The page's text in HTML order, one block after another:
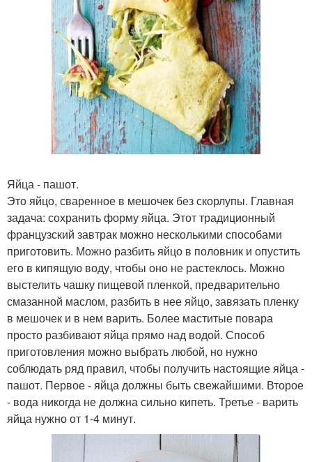
Яйца - пашот.
Это яйцо, сваренное в мешочек без скорлупы. Главная
задача: сохранить форму яйца. Этот традиционный
французский завтрак можно несколькими способами
приготовить. Можно разбить яйцо в половник и опустить
его в кипящую воду, чтобы оно не растеклось. Можно
выстелить чашку пищевой пленкой, предварительно
смазанной маслом, разбить в нее яйцо, завязать пленку
в мешочек и в нем варить. Более маститые повара
просто разбивают яйца прямо над водой. Способ
приготовления можно выбрать любой, но нужно
соблюдать ряд правил, чтобы получить настоящие яйца -
пашот. Первое - яйца должны быть свежайшими. Второе
- вода никогда не должна сильно кипеть. Третье - варить
яйца нужно от 1-4 минут.